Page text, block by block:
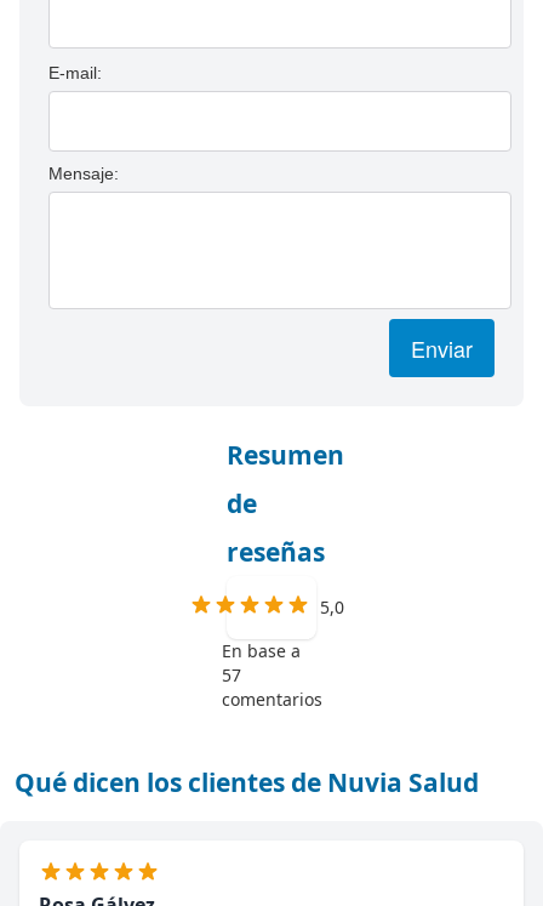
E-mail:
Mensaje:
Enviar
Resumen
de
reseñas
5,0
En base a
57
comentarios
Qué dicen los clientes de Nuvia Salud